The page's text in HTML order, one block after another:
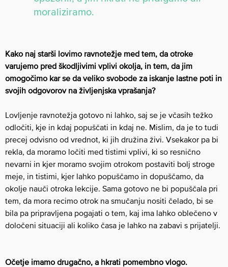
moraliziramo.
Kako naj starši lovimo ravnotežje med tem, da otroke
varujemo pred škodljivimi vplivi okolja, in tem, da jim
omogočimo kar se da veliko svobode za iskanje lastne poti in
svojih odgovorov na življenjska vprašanja?
Lovljenje ravnotežja gotovo ni lahko, saj se je včasih težko
odločiti, kje in kdaj popuščati in kdaj ne. Mislim, da je to tudi
precej odvisno od vrednot, ki jih družina živi. Vsekakor pa bi
rekla, da moramo ločiti med tistimi vplivi, ki so resnično
nevarni in kjer moramo svojim otrokom postaviti bolj stroge
meje, in tistimi, kjer lahko popuščamo in dopuščamo, da
okolje nauči otroka lekcije. Sama gotovo ne bi popuščala pri
tem, da mora recimo otrok na smučanju nositi čelado, bi se
bila pa pripravljena pogajati o tem, kaj ima lahko oblečeno v
določeni situaciji ali koliko časa je lahko na zabavi s prijatelji.
Očetje imamo drugačno, a hkrati pomembno vlogo.